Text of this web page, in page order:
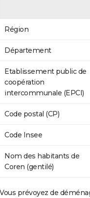
Région
Département
Etablissement public de
coopération
intercommunale (EPCI)
Code postal (CP)
Code Insee
Nom des habitants de
Coren (gentilé)
Vous prévoyez de